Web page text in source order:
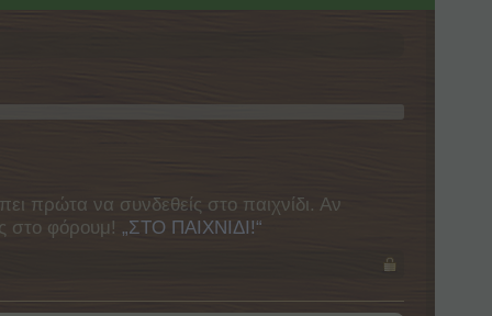
πρώτα να συνδεθείς στο παιχνίδι. Αν
στο φόρουμ! „ΣΤΟ ΠΑΙΧΝΙΔΙ!“